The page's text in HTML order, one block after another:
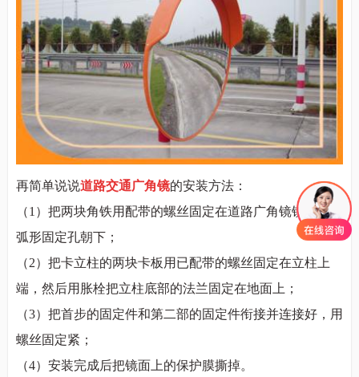
再简单说说道路交通广角镜的安装方法：
（1） 把两块角铁用配带的螺丝固定在道路广角镜镜背上。
弧形固定孔朝下；
（2） 把卡立柱的两块卡板用已配带的螺丝固定在立柱上
端，然后用胀栓把立柱底部的法兰固定在地面上；
（3） 把首步的固定件和第二部的固定件衔接并连接好，用
螺丝固定紧；
（4） 安装完成后把镜面上的保护膜撕掉。